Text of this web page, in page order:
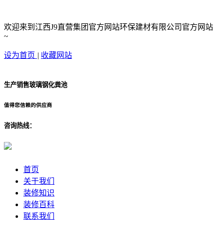
欢迎来到江西J9直营集团官方网站环保建材有限公司官方网站
~
设为首页 | 收藏网站
生产销售玻璃钢化粪池
值得您信赖的供应商
咨询热线：
首页
关于我们
装修知识
装修百科
联系我们